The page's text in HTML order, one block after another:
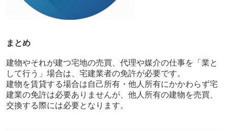
まとめ
建物やそれが建つ宅地の売買、代理や媒介の仕事を「業と
して行う」場合は、宅建業者の免許が必要です。
建物を賃貸する場合は自己所有・他人所有にかかわらず宅
建業の免許は必要ありませんが、他人所有の建物を売買、
交換する際には必要となります。